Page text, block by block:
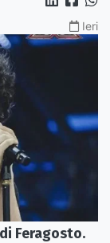
Ieri
Feragosto.